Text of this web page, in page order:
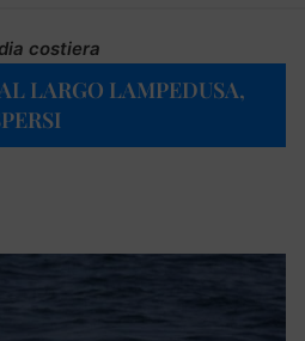
costiera
LARGO LAMPEDUSA,